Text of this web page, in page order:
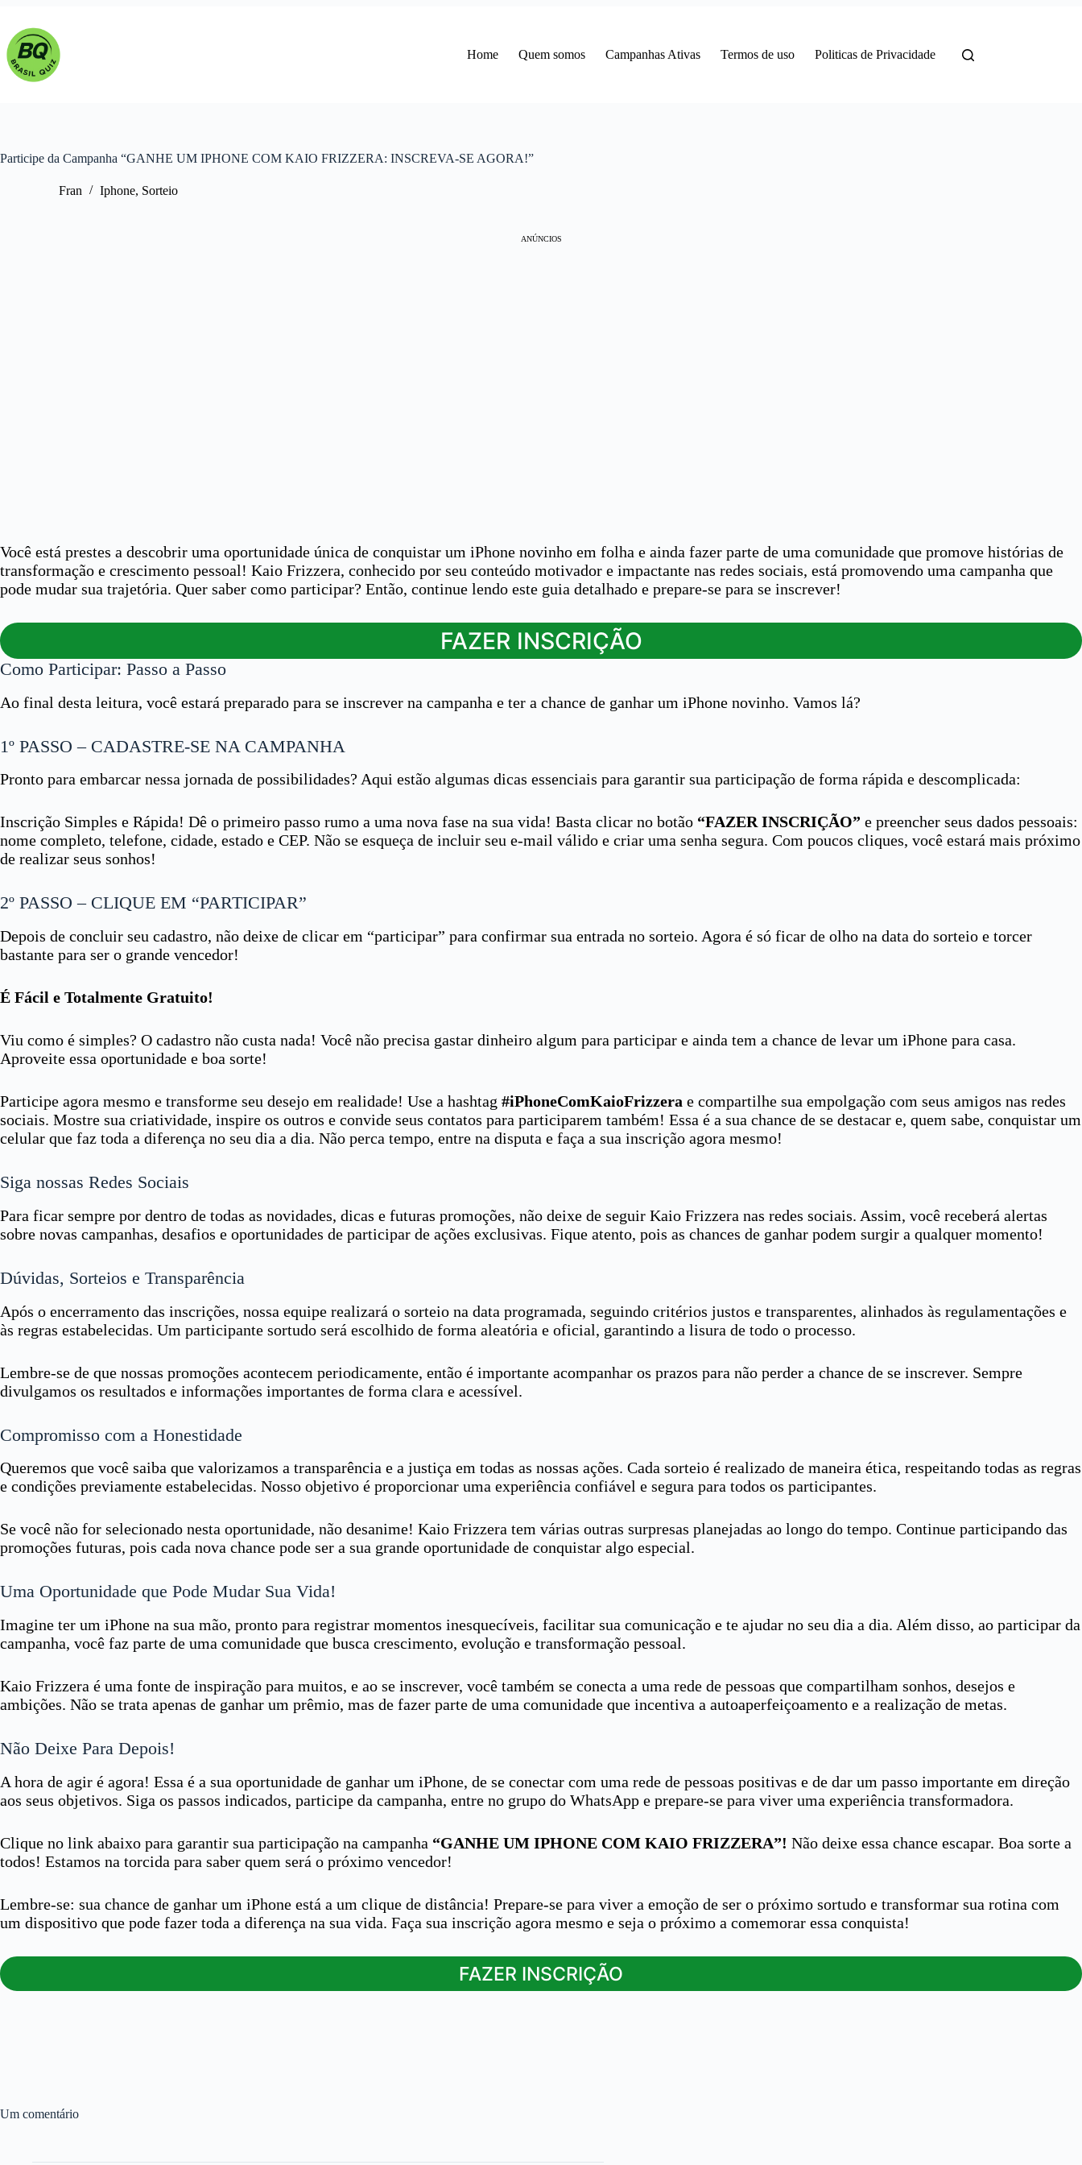
conteúdo
Home Quem somos Campanhas Ativas Termos de uso Politicas de Privacidade
Participe da Campanha “GANHE UM IPHONE COM KAIO FRIZZERA: INSCREVA-SE AGORA!”
Fran Iphone, Sorteio
ANÚNCIOS
Você está prestes a descobrir uma oportunidade única de conquistar um iPhone novinho em folha e ainda fazer parte de uma comunidade que promove histórias de
transformação e crescimento pessoal! Kaio Frizzera, conhecido por seu conteúdo motivador e impactante nas redes sociais, está promovendo uma campanha que
pode mudar sua trajetória. Quer saber como participar? Então, continue lendo este guia detalhado e prepare-se para se inscrever!
FAZER INSCRIÇÃO
Como Participar: Passo a Passo
Ao final desta leitura, você estará preparado para se inscrever na campanha e ter a chance de ganhar um iPhone novinho. Vamos lá?
1º PASSO – CADASTRE-SE NA CAMPANHA
Pronto para embarcar nessa jornada de possibilidades? Aqui estão algumas dicas essenciais para garantir sua participação de forma rápida e descomplicada:
Inscrição Simples e Rápida! Dê o primeiro passo rumo a uma nova fase na sua vida! Basta clicar no botão “FAZER INSCRIÇÃO” e preencher seus dados pessoais:
nome completo, telefone, cidade, estado e CEP. Não se esqueça de incluir seu e-mail válido e criar uma senha segura. Com poucos cliques, você estará mais próximo
de realizar seus sonhos!
2º PASSO – CLIQUE EM “PARTICIPAR”
Depois de concluir seu cadastro, não deixe de clicar em “participar” para confirmar sua entrada no sorteio. Agora é só ficar de olho na data do sorteio e torcer
bastante para ser o grande vencedor!
É Fácil e Totalmente Gratuito!
Viu como é simples? O cadastro não custa nada! Você não precisa gastar dinheiro algum para participar e ainda tem a chance de levar um iPhone para casa.
Aproveite essa oportunidade e boa sorte!
Participe agora mesmo e transforme seu desejo em realidade! Use a hashtag #iPhoneComKaioFrizzera e compartilhe sua empolgação com seus amigos nas redes
sociais. Mostre sua criatividade, inspire os outros e convide seus contatos para participarem também! Essa é a sua chance de se destacar e, quem sabe, conquistar um
celular que faz toda a diferença no seu dia a dia. Não perca tempo, entre na disputa e faça a sua inscrição agora mesmo!
Siga nossas Redes Sociais
Para ficar sempre por dentro de todas as novidades, dicas e futuras promoções, não deixe de seguir Kaio Frizzera nas redes sociais. Assim, você receberá alertas
sobre novas campanhas, desafios e oportunidades de participar de ações exclusivas. Fique atento, pois as chances de ganhar podem surgir a qualquer momento!
Dúvidas, Sorteios e Transparência
Após o encerramento das inscrições, nossa equipe realizará o sorteio na data programada, seguindo critérios justos e transparentes, alinhados às regulamentações e
às regras estabelecidas. Um participante sortudo será escolhido de forma aleatória e oficial, garantindo a lisura de todo o processo.
Lembre-se de que nossas promoções acontecem periodicamente, então é importante acompanhar os prazos para não perder a chance de se inscrever. Sempre
divulgamos os resultados e informações importantes de forma clara e acessível.
Compromisso com a Honestidade
Queremos que você saiba que valorizamos a transparência e a justiça em todas as nossas ações. Cada sorteio é realizado de maneira ética, respeitando todas as regras
e condições previamente estabelecidas. Nosso objetivo é proporcionar uma experiência confiável e segura para todos os participantes.
Se você não for selecionado nesta oportunidade, não desanime! Kaio Frizzera tem várias outras surpresas planejadas ao longo do tempo. Continue participando das
promoções futuras, pois cada nova chance pode ser a sua grande oportunidade de conquistar algo especial.
Uma Oportunidade que Pode Mudar Sua Vida!
Imagine ter um iPhone na sua mão, pronto para registrar momentos inesquecíveis, facilitar sua comunicação e te ajudar no seu dia a dia. Além disso, ao participar da
campanha, você faz parte de uma comunidade que busca crescimento, evolução e transformação pessoal.
Kaio Frizzera é uma fonte de inspiração para muitos, e ao se inscrever, você também se conecta a uma rede de pessoas que compartilham sonhos, desejos e
ambições. Não se trata apenas de ganhar um prêmio, mas de fazer parte de uma comunidade que incentiva a autoaperfeiçoamento e a realização de metas.
Não Deixe Para Depois!
A hora de agir é agora! Essa é a sua oportunidade de ganhar um iPhone, de se conectar com uma rede de pessoas positivas e de dar um passo importante em direção
aos seus objetivos. Siga os passos indicados, participe da campanha, entre no grupo do WhatsApp e prepare-se para viver uma experiência transformadora.
Clique no link abaixo para garantir sua participação na campanha “GANHE UM IPHONE COM KAIO FRIZZERA”! Não deixe essa chance escapar. Boa sorte a
todos! Estamos na torcida para saber quem será o próximo vencedor!
Lembre-se: sua chance de ganhar um iPhone está a um clique de distância! Prepare-se para viver a emoção de ser o próximo sortudo e transformar sua rotina com
um dispositivo que pode fazer toda a diferença na sua vida. Faça sua inscrição agora mesmo e seja o próximo a comemorar essa conquista!
FAZER INSCRIÇÃO
Um comentário